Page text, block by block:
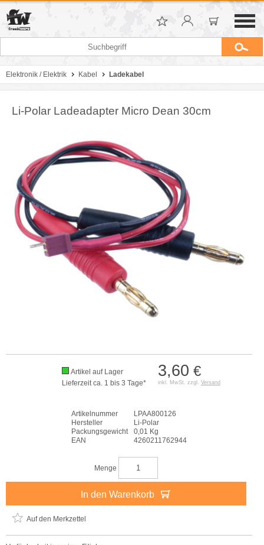
Elektronik / Elektrik Kabel Ladekabel
Li-Polar Ladeadapter Micro Dean 30cm
3,60 €
inkl. MwSt. zzgl. Versand
Artikel auf Lager
Lieferzeit ca. 1 bis 3 Tage*
Artikelnummer
LPAA800126
Hersteller
Li-Polar
Packungsgewicht
0,01 Kg
EAN
4260211762944
Menge
In den Warenkorb
Auf den Merkzettel